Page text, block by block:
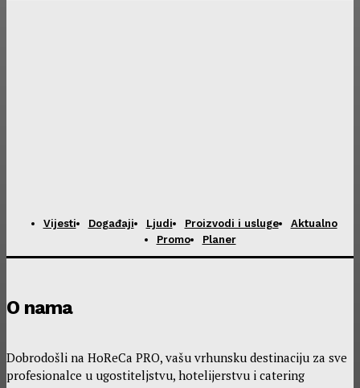
Vijesti Događaji Ljudi Proizvodi i usluge
Aktualno
Promo
Planer
O nama
Dobrodošli na HoReCa PRO, vašu vrhunsku destinaciju za sve
profesionalce u ugostiteljstvu, hotelijerstvu i catering